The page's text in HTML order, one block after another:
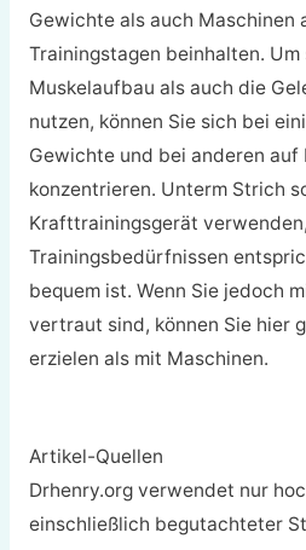
Gewichte als auch Maschinen
Trainingstagen beinhalten. Um
Muskelaufbau als auch die
nutzen, können Sie sich bei
Gewichte und bei anderen auf
konzentrieren. Unterm Strich
Krafttrainingsgerät
Trainingsbedürfnissen
bequem ist. Wenn Sie jedoch
vertraut sind, können Sie hier
erzielen als mit Maschinen.
Artikel-Quellen
Drhenry.org verwendet nur
einschließlich begutachteter